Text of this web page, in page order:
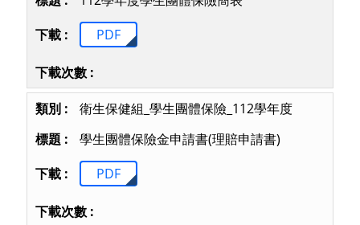
PDF
衛生保健組_學生團體保險_112學年度
學生團體保險金申請書(理賠申請書)
PDF